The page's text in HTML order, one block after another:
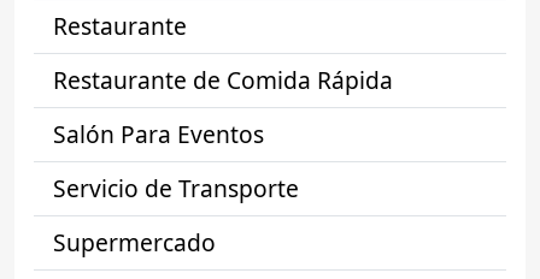
Restaurante
Restaurante de Comida Rápida
Salón Para Eventos
Servicio de Transporte
Supermercado